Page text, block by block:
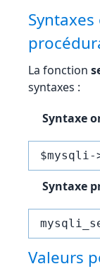
La fonction
syntaxes :
Syntaxe
Syntaxe
Valeurs